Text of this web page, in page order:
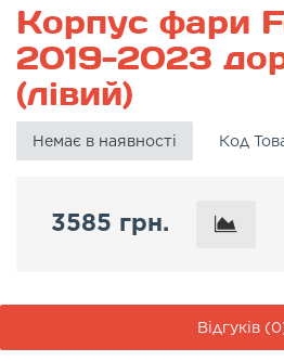
Корпус фари
2019-2023
(лівий)
Немає в наявності Код
3585 грн.
Відгуків